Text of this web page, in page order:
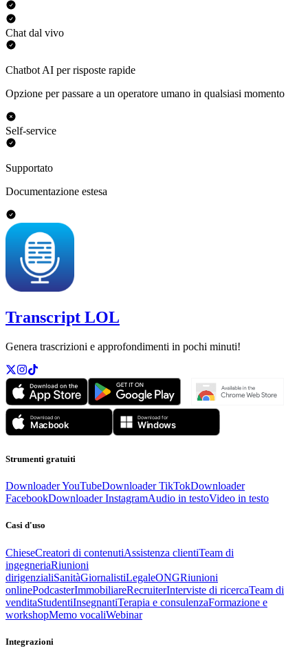
Chat dal vivo
Chatbot AI per risposte rapide
Opzione per passare a un operatore umano in qualsiasi momento
Self-service
Supportato
Documentazione estesa
Transcript LOL
Genera trascrizioni e approfondimenti in pochi minuti!
Strumenti gratuiti
Downloader YouTubeDownloader TikTokDownloader
FacebookDownloader InstagramAudio in testoVideo in testo
Casi d'uso
ChieseCreatori di contenutiAssistenza clientiTeam di
ingegneriaRiunioni
dirigenzialiSanitàGiornalistiLegaleONGRiunioni
onlinePodcasterImmobiliareRecruiterInterviste di ricercaTeam di
venditaStudentiInsegnantiTerapia e consulenzaFormazione e
workshopMemo vocaliWebinar
Integrazioni